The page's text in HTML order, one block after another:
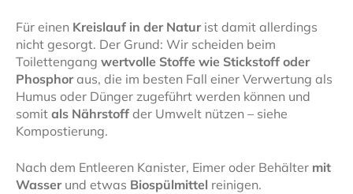
Für einen Kreislauf in der Naturist damit allerdings
nicht gesorgt. Der Grund: Wir scheiden beim
Toilettengang wertvolle Stoffe wie Stickstoff oder
Phosphoraus, die im besten Fall einer Verwertung als
Humus oder Dünger zugeführt werden können und
somit als Nährstoff der Umwelt nützen – siehe
Kompostierung.
Nach dem Entleeren Kanister, Eimer oder Behälter mit
Wasserund etwas Biospülmittel reinigen.